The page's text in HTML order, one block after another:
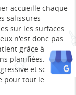
accueille chaque
salissures
sur les surfaces
n'est donc pas
grâce à une
planifiées. Sans
et souvent
pour tout le